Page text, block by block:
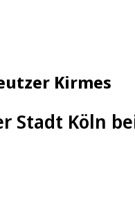
Kirmes
Stadt Köln